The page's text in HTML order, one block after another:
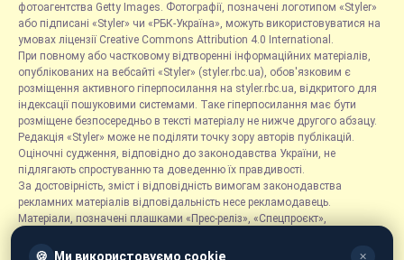
фотоагентства Getty Images. Фотографії, позначені логотипом «Styler»
або підписані «Styler» чи «РБК-Україна», можуть використовуватися на
умовах ліцензії Creative Commons Attribution 4.0 International.
При повному або частковому відтворенні інформаційних матеріалів,
опублікованих на вебсайті «Styler» (styler.rbc.ua), обов'язковим є
розміщення активного гіперпосилання на styler.rbc.ua, відкритого для
індексації пошуковими системами. Таке гіперпосилання має бути
розміщене безпосередньо в тексті матеріалу не нижче другого абзацу.
Редакція «Styler» може не поділяти точку зору авторів публікацій.
Оціночні судження, відповідно до законодавства України, не
підлягають спростуванню та доведенню їх правдивості.
За достовірність, зміст і відповідність вимогам законодавства
рекламних матеріалів відповідальність несе рекламодавець.
Матеріали, позначені плашками «Прес-реліз», «Спецпроєкт»,
розміщуються на правах реклами.
🍪 Ми використовуємо cookie ✕